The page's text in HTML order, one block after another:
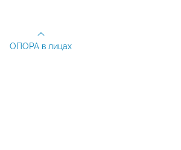
ОПОРА в лицах